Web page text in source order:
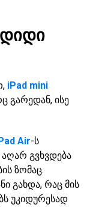
დიდი
iPad mini
გარედან, ისე
Air-ს
აღარ გვხვდება
ზომაც.
გახდა, რაც მის
უკიდურესად